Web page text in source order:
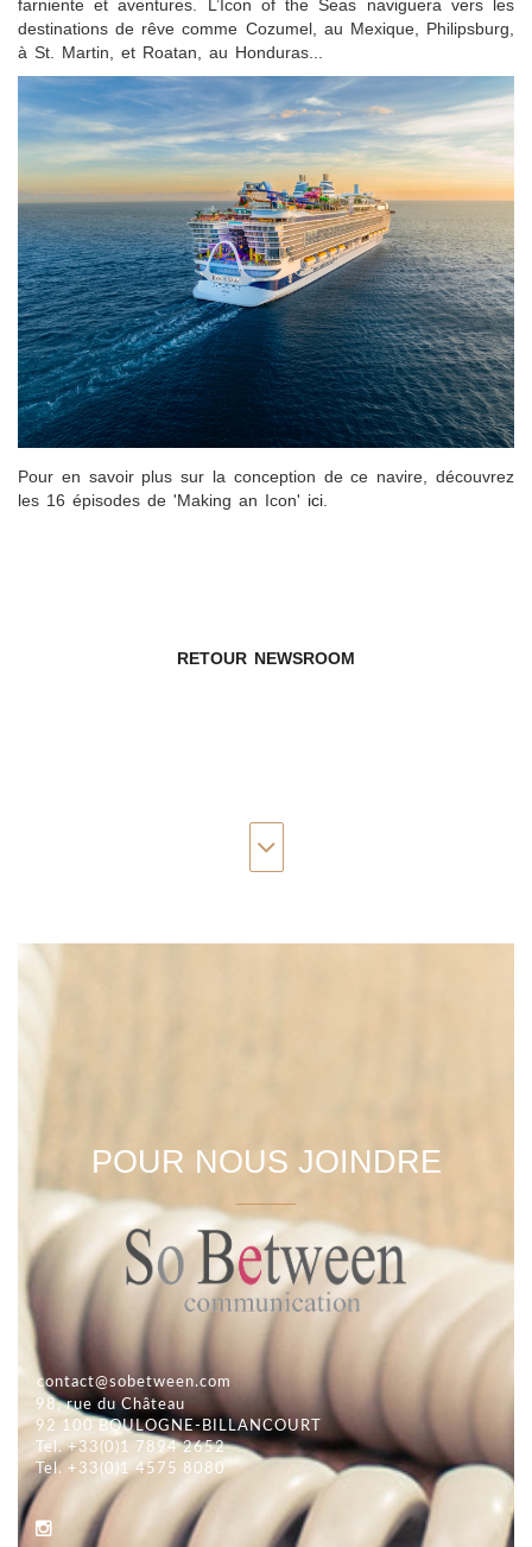
farniente et aventures. L’Icon of the Seas naviguera vers les
destinations de rêve comme Cozumel, au Mexique, Philipsburg,
à St. Martin, et Roatan, au Honduras...
Pour en savoir plus sur la conception de ce navire, découvrez
les 16 épisodes de 'Making an Icon' ici
RETOUR NEWSROOM
POUR NOUS JOINDRE
contact@sobetween.com
98, rue du Château
92 100 BOULOGNE-BILLANCOURT
Tel. +33(0)1 7894 2652
Tel. +33(0)1 4575 8080